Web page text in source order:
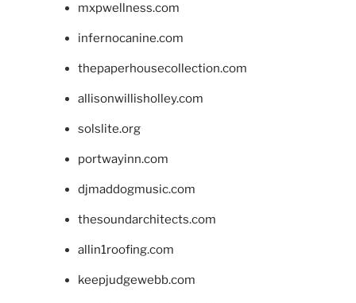
mxpwellness.com
infernocanine.com
thepaperhousecollection.com
allisonwillisholley.com
solslite.org
portwayinn.com
djmaddogmusic.com
thesoundarchitects.com
allin1roofing.com
keepjudgewebb.com